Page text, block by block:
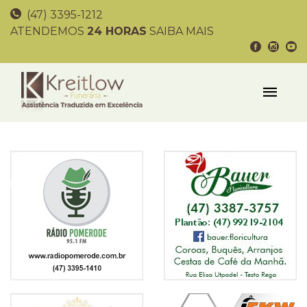
(47) 3395-1212
ATENDEMOS 24 HORAS SAIBA MAIS